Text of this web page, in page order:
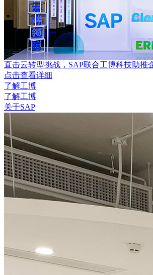
直击云转型挑战，SAP联合工博科技助推
点击查看详细
了解工博
了解工博
关于SAP